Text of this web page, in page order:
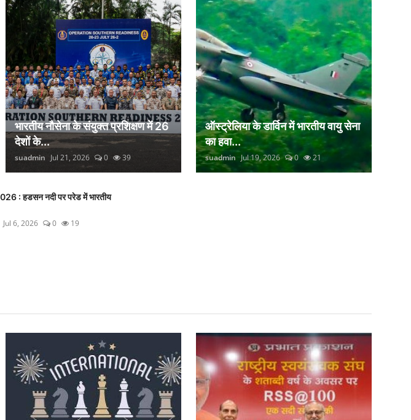
भारतीय नौसेना के संयुक्त प्रशिक्षण में 26
देशों के...
suadmin Jul 21, 2026 0 39
ऑस्ट्रेलिया के डार्विन में भारतीय वायु सेना
का हवा...
suadmin Jul 19, 2026 0 21
: हडसन नदी पर परेड में भारतीय
Jul 6, 2026 0 19